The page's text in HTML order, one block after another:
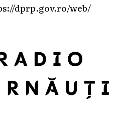
dprp.gov.ro/web/